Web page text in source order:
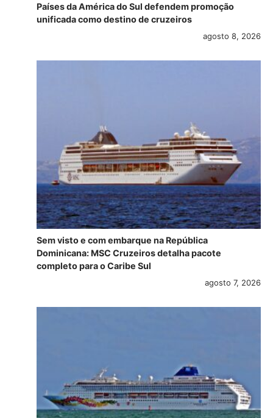
Países da América do Sul defendem promoção
unificada como destino de cruzeiros
agosto 8, 2026
Sem visto e com embarque na República
Dominicana: MSC Cruzeiros detalha pacote
completo para o Caribe Sul
agosto 7, 2026